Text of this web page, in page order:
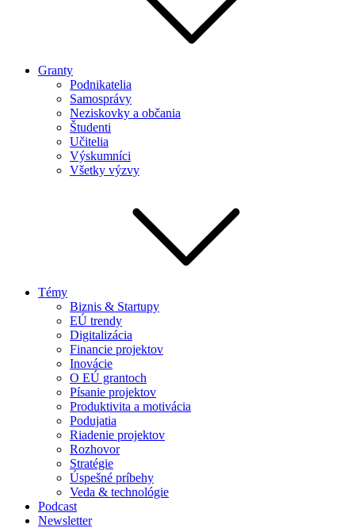
Granty
Podnikatelia
Samosprávy
Neziskovky a občania
Študenti
Učitelia
Výskumníci
Všetky výzvy
Témy
Biznis & Startupy
EÚ trendy
Digitalizácia
Financie projektov
Inovácie
O EÚ grantoch
Písanie projektov
Produktivita a motivácia
Podujatia
Riadenie projektov
Rozhovor
Stratégie
Úspešné príbehy
Veda & technológie
Podcast
Newsletter